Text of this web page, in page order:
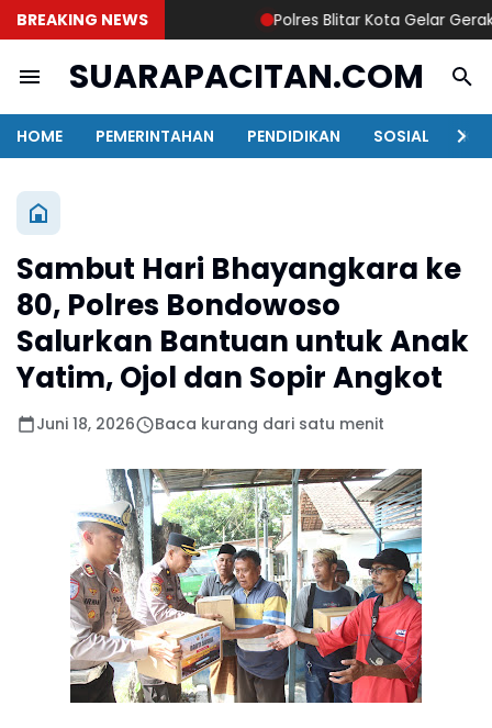
BREAKING NEWS Polres Blitar Kota Gelar
SUARAPACITAN.COM
HOME PEMERINTAHAN PENDIDIKAN SOSIAL
Sambut Hari Bhayangkara ke
80, Polres Bondowoso
Salurkan Bantuan untuk Anak
Yatim, Ojol dan Sopir Angkot
Juni 18, 2026 Baca kurang dari satu menit